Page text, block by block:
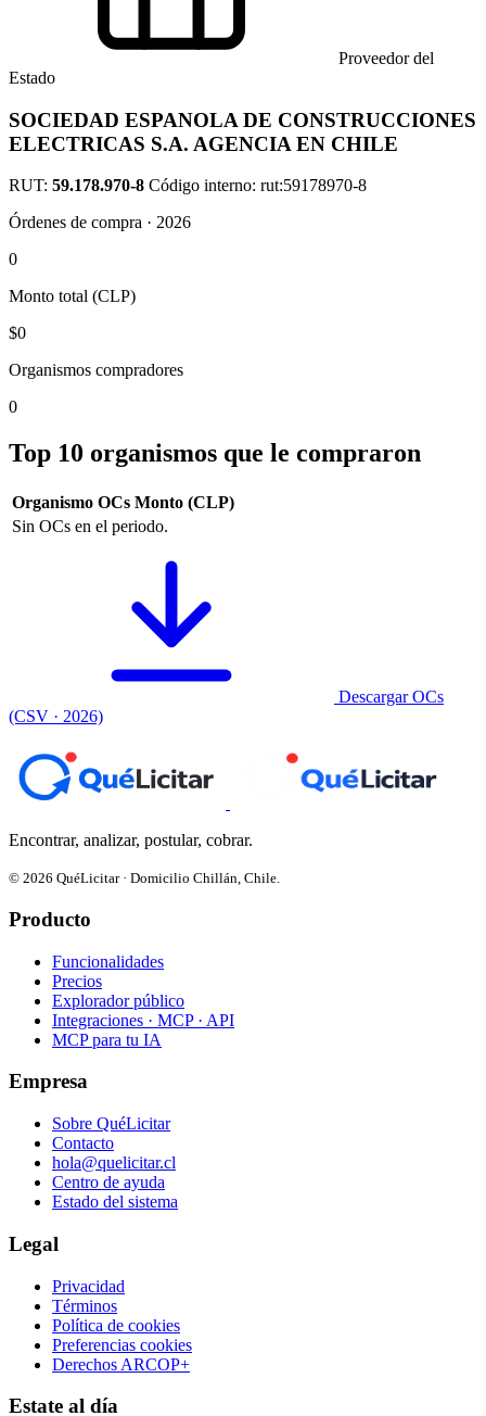
Proveedor del
Estado
SOCIEDAD ESPANOLA DE CONSTRUCCIONES
ELECTRICAS S.A. AGENCIA EN CHILE
RUT: 59.178.970-8 Código interno: rut:59178970-8
Órdenes de compra · 2026
0
Monto total (CLP)
$0
Organismos compradores
0
Top 10 organismos que le compraron
Organismo OCs Monto (CLP)
Sin OCs en el periodo.
Descargar OCs
(CSV · 2026)
Encontrar, analizar, postular, cobrar.
© 2026 QuéLicitar · Domicilio Chillán, Chile.
Producto
Funcionalidades
Precios
Explorador público
Integraciones · MCP · API
MCP para tu IA
Empresa
Sobre QuéLicitar
Contacto
hola@quelicitar.cl
Centro de ayuda
Estado del sistema
Legal
Privacidad
Términos
Política de cookies
Preferencias cookies
Derechos ARCOP+
Estate al día